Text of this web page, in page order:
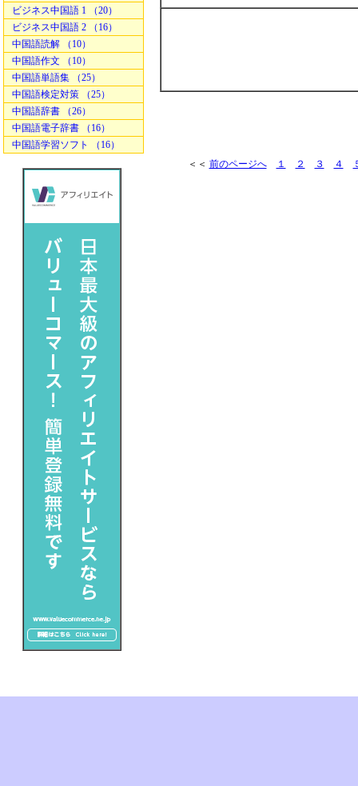
ビジネス中国語 1 （20）
ビジネス中国語 2 （16）
中国語読解 （10）
中国語作文 （10）
中国語単語集 （25）
中国語検定対策 （25）
中国語辞書 （26）
中国語電子辞書 （16）
中国語学習ソフト （16）
＜＜ 前のページへ １ ２ ３ ４